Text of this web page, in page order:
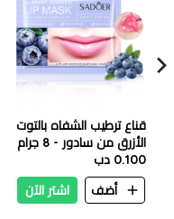
قناع ترطيب الشفاه بالتوت
الأزرق من سادور - 8 جرام
0.100 دب
أضف
اشتر الآن